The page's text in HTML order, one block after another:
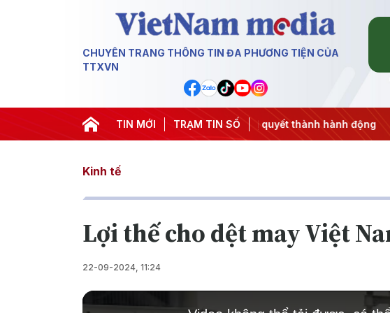
CHUYÊN TRANG THÔNG TIN ĐA PHƯƠNG TIỆN CỦA
TTXVN
TIN MỚI TRẠM TIN SỐ
#APEC 2027 #Đưa Nghị quyết thành hành động #Chiến dịch 500
Kinh tế
Lợi thế cho dệt may Việt
22-09-2024, 11:24
This
is